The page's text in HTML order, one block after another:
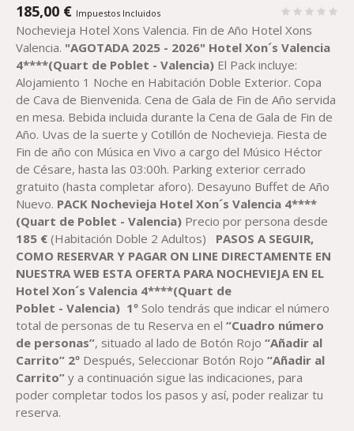
185,00 € Impuestos Incluidos
Nochevieja Hotel Xons Valencia. Fin de Año Hotel Xons
Valencia. "AGOTADA 2025 - 2026" Hotel Xon´s Valencia
4****(Quart de Poblet - Valencia) El Pack incluye:
Alojamiento 1 Noche en Habitación Doble Exterior. Copa
de Cava de Bienvenida. Cena de Gala de Fin de Año servida
en mesa. Bebida incluida durante la Cena de Gala de Fin de
Año. Uvas de la suerte y Cotillón de Nochevieja. Fiesta de
Fin de año con Música en Vivo a cargo del Músico Héctor
de Césare, hasta las 03:00h. Parking exterior cerrado
gratuito (hasta completar aforo). Desayuno Buffet de Año
Nuevo. PACK Nochevieja Hotel Xon´s Valencia 4****
(Quart de Poblet - Valencia) Precio por persona desde
185 € (Habitación Doble 2 Adultos) PASOS A SEGUIR,
COMO RESERVAR Y PAGAR ON LINE DIRECTAMENTE EN
NUESTRA WEB ESTA OFERTA PARA NOCHEVIEJA EN EL
Hotel Xon´s Valencia 4****(Quart de
Poblet - Valencia) 1º Solo tendrás que indicar el número
total de personas de tu Reserva en el“Cuadro número
de personas”, situado al lado de Botón Rojo“Añadir al
Carrito” 2º Después, Seleccionar Botón Rojo“Añadir al
Carrito” y a continuación sigue las indicaciones, para
poder completar todos los pasos y así, poder realizar tu
reserva.